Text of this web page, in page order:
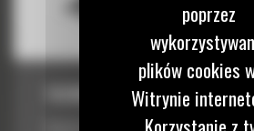
762MM (30CALI)
Używane do agresywnego załadunku w
poprzez
plików cookies
Witrynie